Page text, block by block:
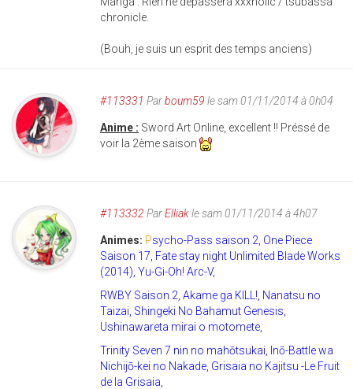
chronicle.
(Bouh, je suis un esprit des temps anciens)
#113331 Parboum59 le sam 01/11/2014 à 0h04
Anime : Sword Art Online, excellent !! Préssé de
voir la 2ème saison
#113332 ParElliakle sam 01/11/2014 à 4h07
Animes: Psycho-Pass saison 2, One Piece
Saison 17, Fate stay night Unlimited Blade Works
(2014), Yu-Gi-Oh! Arc-V,
RWBY Saison 2, Akame ga KILL!, Nanatsu no
Taizai, Shingeki No Bahamut Genesis,
Ushinawareta mirai o motomete,
Trinity Seven 7 nin no mahōtsukai, Inō-Battle wa
Nichijō-kei no Nakade, Grisaia no Kajitsu -Le Fruit
de la Grisaia,